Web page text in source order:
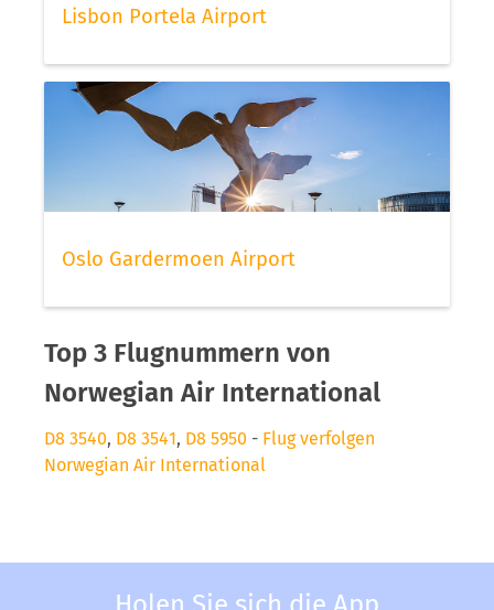
Lisbon Portela Airport
Oslo Gardermoen Airport
Top 3 Flugnummern von
Norwegian Air International
D8 3540, D8 3541, D8 5950 - Flug verfolgen
Norwegian Air International